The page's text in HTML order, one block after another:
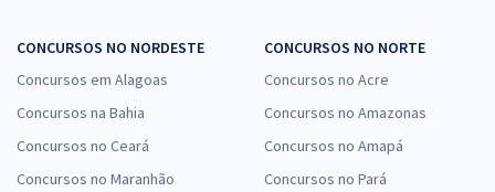
CONCURSOS NO NORDESTE
Concursos em Alagoas
Concursos na Bahia
Concursos no Ceará
Concursos no Maranhão
CONCURSOS NO NORTE
Concursos no Acre
Concursos no Amazonas
Concursos no Amapá
Concursos no Pará